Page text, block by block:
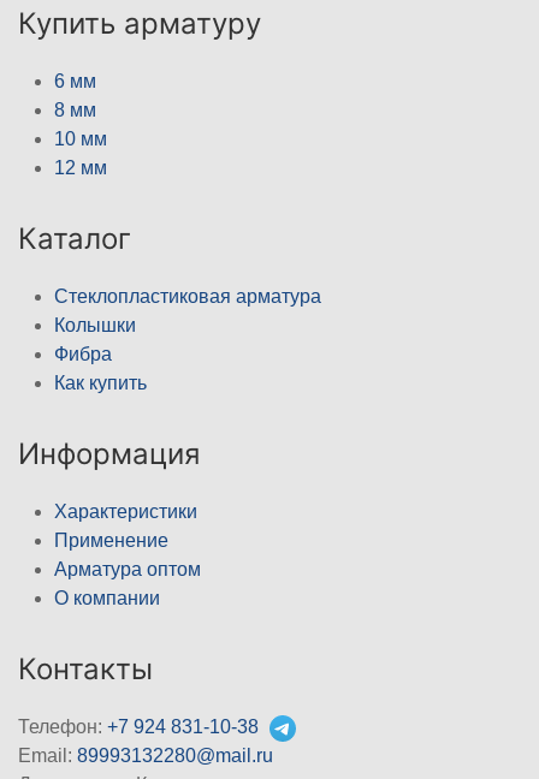
Купить арматуру
6 мм
8 мм
10 мм
12 мм
Каталог
Стеклопластиковая арматура
Колышки
Фибра
Как купить
Информация
Характеристики
Применение
Арматура оптом
О компании
Контакты
Телефон: +7 924 831-10-38
Email: 89993132280@mail.ru